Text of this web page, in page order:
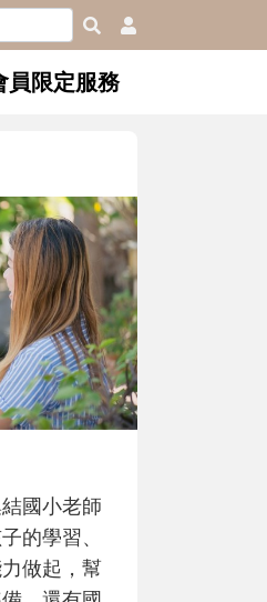
員限定服務
個男人│讀
爸！男人總是
的體驗中，跟
予安全感的肢
角色認同及解
爸正嘗試用不
個重要的成長